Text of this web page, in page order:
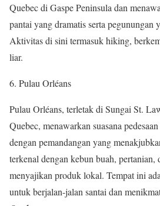
Quebec di Gaspe Peninsula dan
pantai yang dramatis serta pegunungan
Aktivitas di sini termasuk hiking,
liar.
6. Pulau Orléans
Pulau Orléans, terletak di Sungai St.
Quebec, menawarkan suasana
dengan pemandangan yang
terkenal dengan kebun buah, pertanian,
menyajikan produk lokal. Tempat ini
untuk berjalan-jalan santai dan